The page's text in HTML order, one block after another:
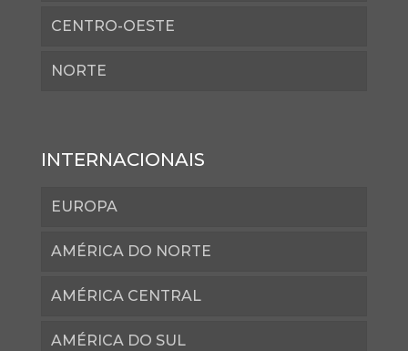
CENTRO-OESTE
NORTE
INTERNACIONAIS
EUROPA
AMÉRICA DO NORTE
AMÉRICA CENTRAL
AMÉRICA DO SUL